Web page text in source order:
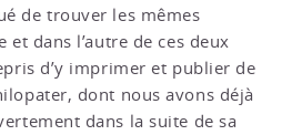
de trouver les mêmes
et dans l’autre de ces deux
d’y imprimer et publier de
dont nous avons déjà
dans la suite de sa